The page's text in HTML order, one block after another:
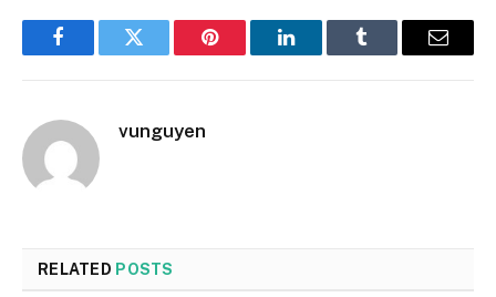
FacebookTwitter Pinterest LinkedInTumblr Email
vunguyen
RELATED POSTS